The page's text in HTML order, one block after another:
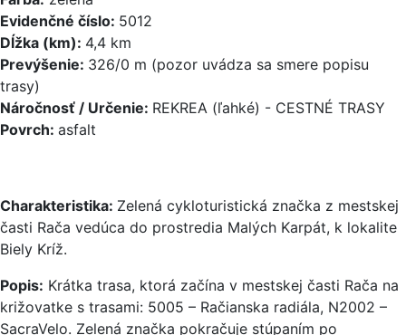
Evidenčné číslo: 5012
Dĺžka (km): 4,4 km
Prevýšenie: 326/0 m (pozor uvádza sa smere popisu
trasy)
Náročnosť / Určenie: REKREA (ľahké) - CESTNÉ TRASY
Povrch: asfalt
Charakteristika: Zelená cykloturistická značka z mestskej
časti Rača vedúca do prostredia Malých Karpát, k lokalite
Biely Kríž.
Popis: Krátka trasa, ktorá začína v mestskej časti Rača na
križovatke s trasami: 5005 – Račianska radiála, N2002 –
SacraVelo. Zelená značka pokračuje stúpaním po